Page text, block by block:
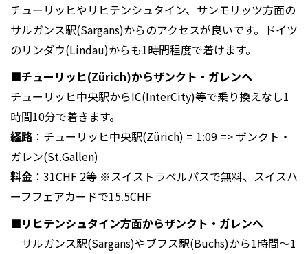
チューリッヒやリヒテンシュタイン、サンモリッツ方面の
サルガンス駅(Sargans)からのアクセスが良いです。ドイツ
のリンダウ(Lindau)からも1時間程度で着けます。
■チューリッヒ(Zürich)からザンクト・ガレンへ
チューリッヒ中央駅からIC(InterCity)等で乗り換えなし1
時間10分で着きます。
経路 ：チューリッヒ中央駅(Zürich) = 1:09 => ザンクト・
ガレン(St.Gallen)
料金 ：31CHF 2等 ※スイストラベルパスで無料、スイスハ
ーフフェアカードで15.5CHF
■リヒテンシュタイン方面からザンクト・ガレンへ
サルガンス駅(Sargans)やブフス駅(Buchs)から1時間～1